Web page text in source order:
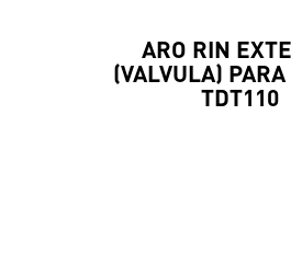
ARO RIN
(VALVULA)
TDT110